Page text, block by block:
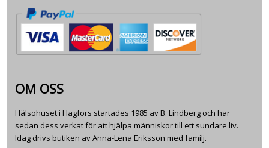
OM OSS
Hälsohuset i Hagfors startades 1985 av B. Lindberg och har
sedan dess verkat för att hjälpa människor till ett sundare liv.
Idag drivs butiken av Anna-Lena Eriksson med familj.